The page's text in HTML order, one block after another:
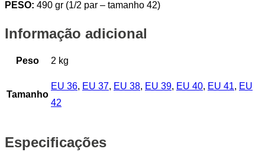
PESO: 490 gr (1/2 par – tamanho 42)
Informação adicional
Peso 2 kg
Tamanho
EU 36, EU 37, EU 38, EU 39, EU 40, EU 41, EU
42
Especificações